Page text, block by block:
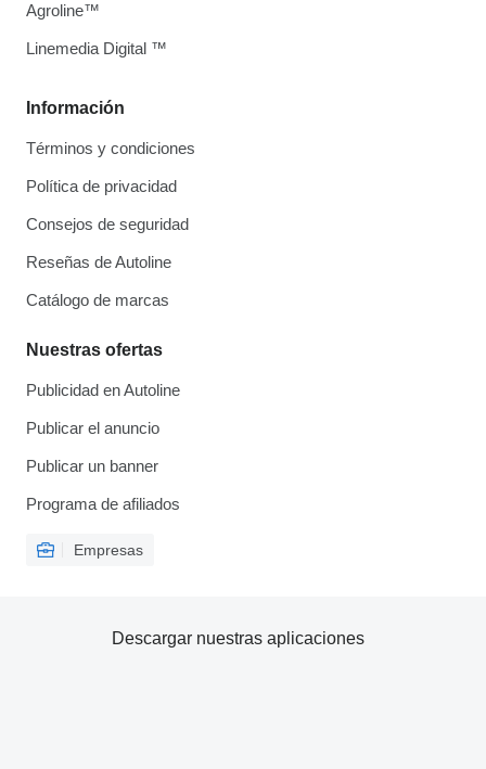
Información
Términos y condiciones
Política de privacidad
Consejos de seguridad
Reseñas de Autoline
Catálogo de marcas
Nuestras ofertas
Publicidad en Autoline
Publicar el anuncio
Publicar un banner
Programa de afiliados
Empresas
Agroline™
Linemedia Digital ™
Descargar nuestras aplicaciones